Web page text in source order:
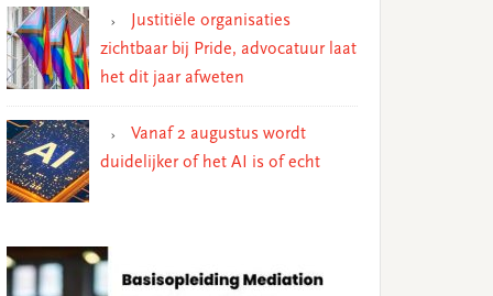
Justitiële organisaties
zichtbaar bij Pride, advocatuur laat
het dit jaar afweten
Vanaf 2 augustus wordt
duidelijker of het AI is of echt